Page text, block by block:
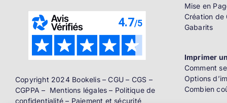
Copyright 2024 Bookelis –CGU – CGS –
CGPPA – Mentions légales – Politique de
confidentialité – Paiement et sécurité
Mise en
Création de
Gabarits
Imprimer
Comment
Options
Combien